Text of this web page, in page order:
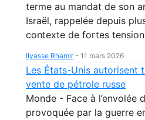
terme au mandat de son
Israël, rappelée depuis
contexte de fortes
Ilyasse Rhamir- 11 mars 2026
Les États-Unis autorisent
vente de pétrole russe
Monde - Face à l’envolée
provoquée par la guerre